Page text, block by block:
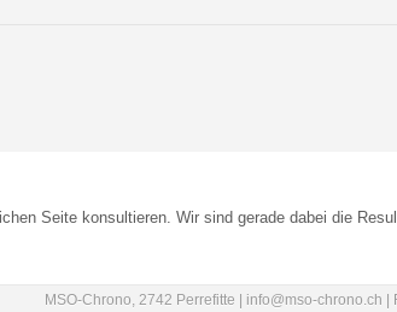
Seite konsultieren. Wir sind gerade dabei die
MSO-Chrono, 2742 Perrefitte | info@mso-chrono.ch